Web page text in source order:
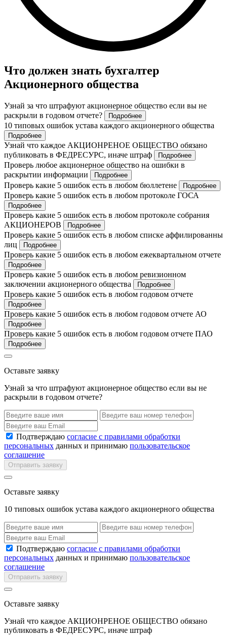
Что должен знать бухгалтер
Акционерного общества
Узнай за что штрафуют акционерное общество если вы не
раскрыли в годовом отчете?
Подробнее
10 типовых ошибок устава каждого акционерного общества
Подробнее
Узнай что каждое АКЦИОНРЕНОЕ ОБЩЕСТВО обязано
публиковать в ФЕДРЕСУРС, иначе штраф
Подробнее
Проверь любое акционерное общество на ошибки в
раскрытии информации
Подробнее
Проверь какие 5 ошибок есть в любом бюллетене Подробнее
Проверь какие 5 ошибок есть в любом протоколе ГОСА
Подробнее
Проверь какие 5 ошибок есть в любом протоколе собрания
АКЦИОНЕРОВ
Подробнее
Проверь какие 5 ошибок есть в любом списке аффилированны
лиц
Подробнее
Проверь какие 5 ошибок есть в любом ежеквартальном отчете
Подробнее
Проверь какие 5 ошибок есть в любом ревизионном
заключении акционерного общества
Подробнее
Проверь какие 5 ошибок есть в любом годовом отчете
Подробнее
Проверь какие 5 ошибок есть в любом годовом отчете АО
Подробнее
Проверь какие 5 ошибок есть в любом годовом отчете ПАО
Подробнее
Оставьте заявку
Узнай за что штрафуют акционерное общество если вы не
раскрыли в годовом отчете?
Подтверждаю согласие с правилами обработки
персональных данных и принимаю пользовательское
соглашение
Отправить заявку
Оставьте заявку
10 типовых ошибок устава каждого акционерного общества
Подтверждаю согласие с правилами обработки
персональных данных и принимаю пользовательское
соглашение
Отправить заявку
Оставьте заявку
Узнай что каждое АКЦИОНРЕНОЕ ОБЩЕСТВО обязано
публиковать в ФЕДРЕСУРС, иначе штраф